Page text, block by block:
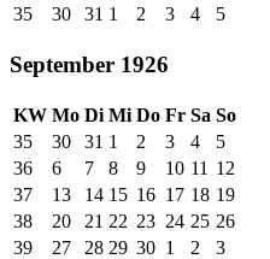
35
30 31 1 2 3 4 5
September 1926
KW Mo Di Mi Do Fr Sa So
35
30 31 1 2 3 4
5
36
6 7 8 9 10 11 12
37
13 14 15 16 17 18 19
38
20 21 22 23 24 25 26
39
27 28 29 30 1 2 3